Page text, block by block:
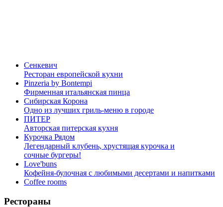
Сенкевич
Ресторан европейской кухни
Pinzeria by Bontempi
Фирменная итальянская пинца
Сибирская Корона
Одно из лучших гриль-меню в городе
ПИТЕР
Авторская питерская кухня
Курочка Рядом
Легендарный клубень, хрустящая курочка и
сочные бургеры!
Love'buns
Кофейня-булочная с любимыми десертами и напитками
Coffee rooms
Рестораны